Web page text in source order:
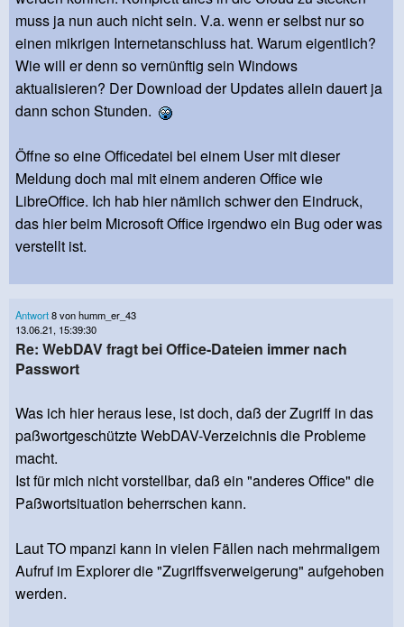
muss ja nun auch nicht sein. V.a. wenn er selbst nur so
einen mikrigen Internetanschluss hat. Warum eigentlich?
Wie will er denn so vernünftig sein Windows
aktualisieren? Der Download der Updates allein dauert ja
dann schon Stunden.
Öffne so eine Officedatei bei einem User mit dieser
Meldung doch mal mit einem anderen Office wie
LibreOffice. Ich hab hier nämlich schwer den Eindruck,
das hier beim Microsoft Office irgendwo ein Bug oder was
verstellt ist.
Antwort8 von humm_er_43
13.06.21, 15:39:30
Re: WebDAV fragt bei Office-Dateien immer nach
Passwort
Was ich hier heraus lese, ist doch, daß der Zugriff in das
paßwortgeschützte WebDAV-Verzeichnis die Probleme
macht.
Ist für mich nicht vorstellbar, daß ein "anderes Office" die
Paßwortsituation beherrschen kann.
Laut TO mpanzi kann in vielen Fällen nach mehrmaligem
Aufruf im Explorer die "Zugriffsverweigerung" aufgehoben
werden.